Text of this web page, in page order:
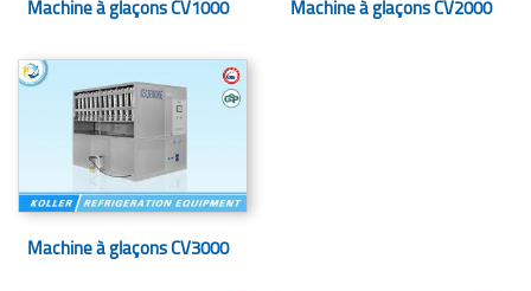
Machine à glaçons CV1000 Machine à glaçons CV2000
Machine à glaçons CV3000